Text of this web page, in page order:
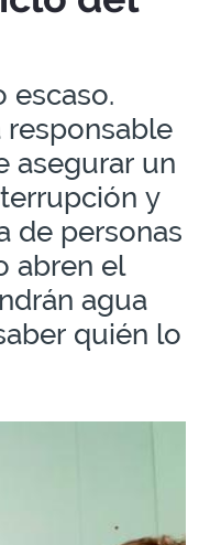
escaso.
asegurar un
y
de personas
abren el
agua
quién lo